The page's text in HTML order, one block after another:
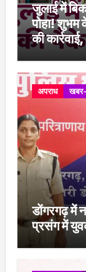
जुलाई में
पोहा! शुभम
की
अपराध
डोंगरगढ़ में
प्रसंग में